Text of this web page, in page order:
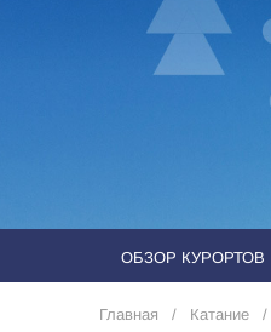
ОБЗОР КУРОРТОВ
Главная Катание